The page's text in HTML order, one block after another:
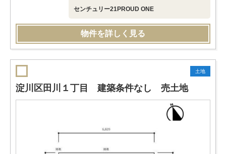
センチュリー21PROUD ONE
物件を詳しく見る
土地
淀川区田川１丁目 建築条件なし 売土地